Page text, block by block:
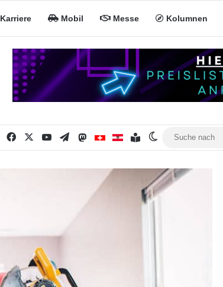
Karriere Mobil Messe Kolumnen
RSSFacebookYouTubeTelegramMastodonMiNa CHMiNa AT
Inhaltsverzeichnis
Skin umschalten